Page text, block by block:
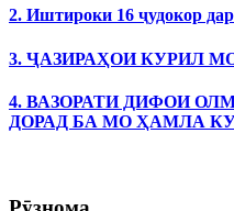
2. Иштироки 16 ҷудокор
3. ҶАЗИРАҲОИ КУРИЛ
4. ВАЗОРАТИ ДИФОИ
ДОРАД БА МО ҲАМЛА